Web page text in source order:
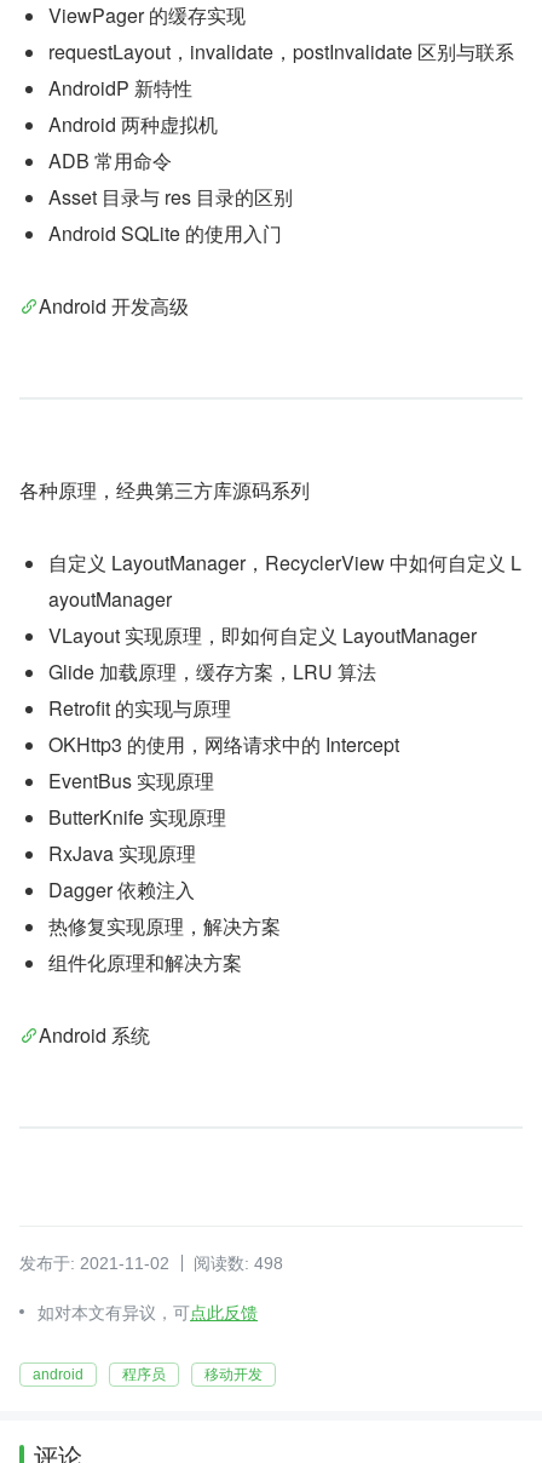
ViewPager 的缓存实现
requestLayout，invalidate，postInvalidate 区别与联系
AndroidP 新特性
Android 两种虚拟机
ADB 常用命令
Asset 目录与 res 目录的区别
Android SQLite 的使用入门
Android 开发高级
各种原理，经典第三方库源码系列
自定义 LayoutManager，RecyclerView 中如何自定义 L
ayoutManager
VLayout 实现原理，即如何自定义 LayoutManager
Glide 加载原理，缓存方案，LRU 算法
Retrofit 的实现与原理
OKHttp3 的使用，网络请求中的 Intercept
EventBus 实现原理
ButterKnife 实现原理
RxJava 实现原理
Dagger 依赖注入
热修复实现原理，解决方案
组件化原理和解决方案
Android 系统
发布于: 2021-11-02 阅读数: 498
如对本文有异议，可点此反馈
android 程序员 移动开发
评论